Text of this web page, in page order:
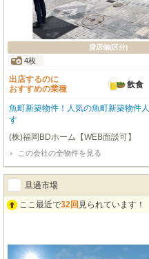
貸店舗(区分)
4枚
出店するのに
おすすめの業種
飲食
魚町新築物件！人気の魚町新築物件
す
(株)福岡BDホーム【WEB面談可】
この会社の全物件を見る
旦過市場
ここ最近で32回 見られています！